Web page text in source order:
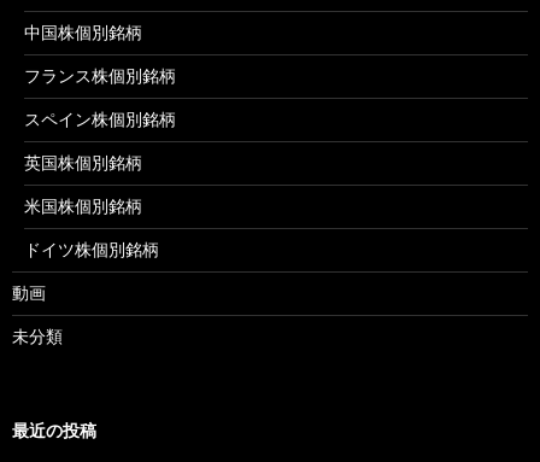
中国株個別銘柄
フランス株個別銘柄
スペイン株個別銘柄
英国株個別銘柄
米国株個別銘柄
ドイツ株個別銘柄
動画
未分類
最近の投稿